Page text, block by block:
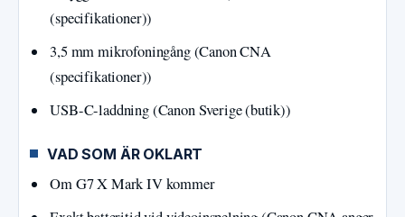
(specifikationer))
3,5 mm mikrofoningång (Canon CNA
(specifikationer))
USB-C-laddning (Canon Sverige (butik))
VAD SOM ÄR OKLART
Om G7 X Mark IV kommer